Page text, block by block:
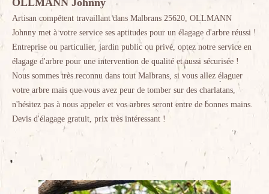
OLLMANN Johnny
Artisan compétent travaillant dans Malbrans 25620, OLLMANN
Johnny met à votre service ses aptitudes pour un élagage d'arbre réussi !
Entreprise ou particulier, jardin public ou privé, optez notre service en
élagage d'arbre pour une intervention de qualité et aussi sécurisée !
Nous sommes très reconnu dans tout Malbrans, si vous allez élaguer
votre arbre mais que vous avez peur de tomber sur des charlatans,
n'hésitez pas à nous appeler et vos arbres seront entre de bonnes mains.
Devis d'élagage gratuit, prix très intéressant !